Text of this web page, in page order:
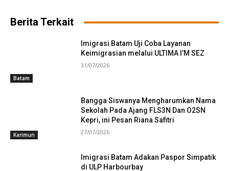
Berita Terkait
Batam
Imigrasi Batam Uji Coba Layanan
Keimigrasian melalui ULTIMA I’M SEZ
31/07/2026
Karimun
Bangga Siswanya Mengharumkan Nama
Sekolah Pada Ajang FLS3N Dan O2SN
Kepri, ini Pesan Riana Safitri
27/07/2026
Imigrasi Batam Adakan Paspor Simpatik
di ULP Harbourbay